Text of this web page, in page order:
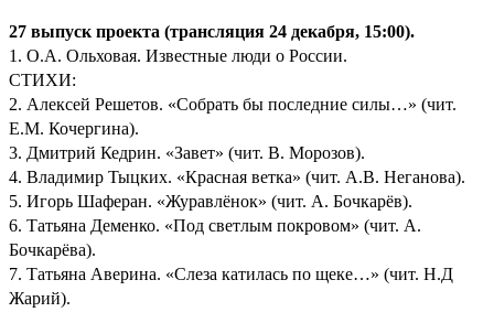
27 выпуск проекта (трансляция 24 декабря, 15:00).
1. О.А. Ольховая. Известные люди о России.
СТИХИ:
2. Алексей Решетов. «Собрать бы последние силы…» (чит.
Е.М. Кочергина).
3. Дмитрий Кедрин. «Завет» (чит. В. Морозов).
4. Владимир Тыцких. «Красная ветка» (чит. А.В. Неганова).
5. Игорь Шаферан. «Журавлёнок» (чит. А. Бочкарёв).
6. Татьяна Деменко. «Под светлым покровом» (чит. А.
Бочкарёва).
7. Татьяна Аверина. «Слеза катилась по щеке…» (чит. Н.Д
Жарий).